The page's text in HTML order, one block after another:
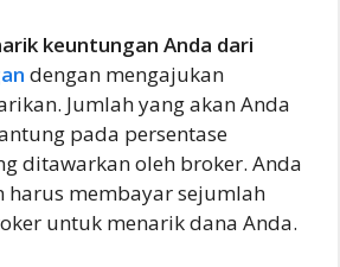
keuntungan Anda dari
dengan mengajukan
Jumlah yang akan Anda
pada persentase
ditawarkan oleh broker. Anda
harus membayar sejumlah
untuk menarik dana Anda.